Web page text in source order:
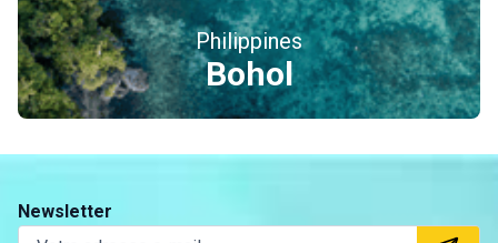
Philippines
Bohol
Newsletter